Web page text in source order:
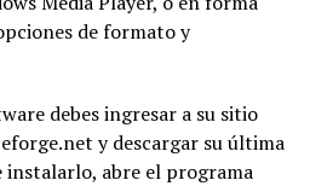
de formato y
debes ingresar a su sitio
y descargar su última
instalarlo, abre el programa